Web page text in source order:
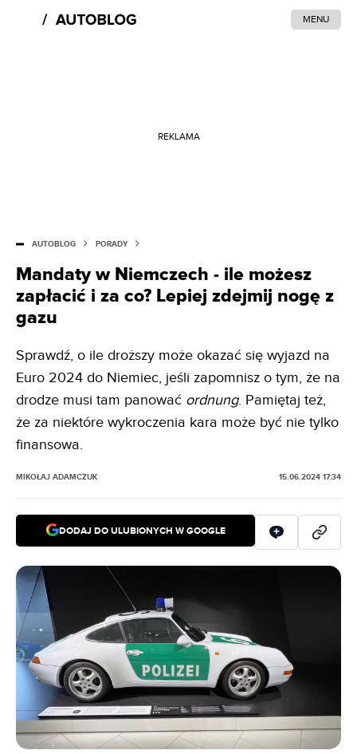
MENU
REKLAMA
AUTOBLOG PORADY
Mandaty w Niemczech - ile możesz
zapłacić i za co? Lepiej zdejmij nogę z
gazu
Sprawdź, o ile droższy może okazać się wyjazd na
Euro 2024 do Niemiec, jeśli zapomnisz o tym, że na
drodze musi tam panować ordnung. Pamiętaj też,
że za niektóre wykroczenia kara może być nie tylko
finansowa.
MIKOŁAJ ADAMCZUK 15.06.2024 17:34
DODAJ DO ULUBIONYCH W GOOGLE